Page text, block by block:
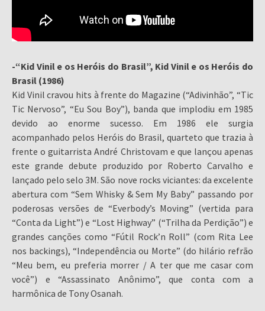
-“Kid Vinil e os Heróis do Brasil”, Kid Vinil e os Heróis do
Brasil (1986)
Kid Vinil cravou hits à frente do Magazine (“Adivinhão”, “Tic
Tic Nervoso”, “Eu Sou Boy”), banda que implodiu em 1985
devido ao enorme sucesso. Em 1986 ele surgia
acompanhado pelos Heróis do Brasil, quarteto que trazia à
frente o guitarrista André Christovam e que lançou apenas
este grande debute produzido por Roberto Carvalho e
lançado pelo selo 3M. São nove rocks viciantes: da excelente
abertura com “Sem Whisky & Sem My Baby” passando por
poderosas versões de “Everbody’s Moving” (vertida para
“Conta da Light”) e “Lost Highway” (“Trilha da Perdição”) e
grandes canções como “Fútil Rock’n Roll” (com Rita Lee
nos backings), “Independência ou Morte” (do hilário refrão
“Meu bem, eu preferia morrer / A ter que me casar com
você”) e “Assassinato Anônimo”, que conta com a
harmônica de Tony Osanah.